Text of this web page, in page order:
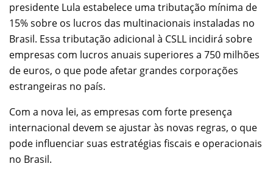
presidente Lula estabelece uma tributação mínima de
15% sobre os lucros das multinacionais instaladas no
Brasil. Essa tributação adicional à CSLL incidirá sobre
empresas com lucros anuais superiores a 750 milhões
de euros, o que pode afetar grandes corporações
estrangeiras no país.
Com a nova lei, as empresas com forte presença
internacional devem se ajustar às novas regras, o que
pode influenciar suas estratégias fiscais e operacionais
no Brasil.